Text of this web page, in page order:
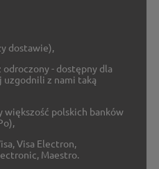
dostawie),
- dostępny dla
z nami taką
większość polskich banków
Visa Electron,
Maestro.